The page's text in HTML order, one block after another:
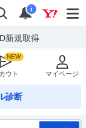
検索
通知
i
新規取得
ウト マイページ
診断